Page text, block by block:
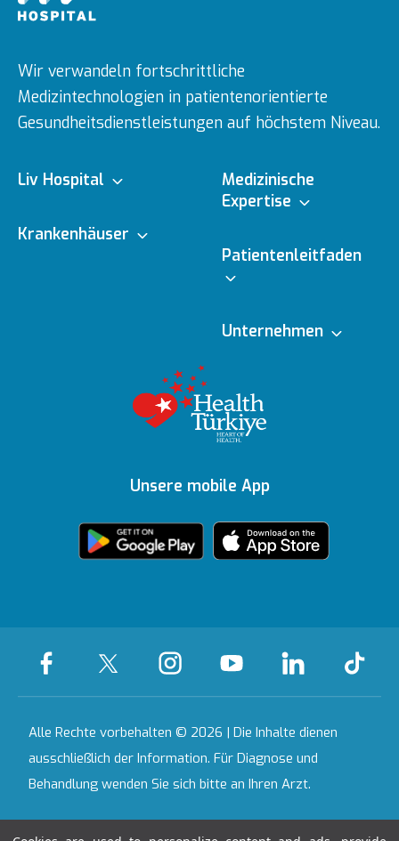
Wir verwandeln fortschrittliche
Medizintechnologien in patientenorientierte
Gesundheitsdienstleistungen auf höchstem Niveau.
Liv Hospital
Zertifikate &
Akkreditierungen
Krankenhäuser
Bahçeşehir
Medizinische
Expertise
Ärzte
Gesundheitsratgeber
Medizinische
Technologien
Patientenleitfaden
Online-Termin
wichtig
Häusliche
Unternehmen
Richtlinien
Partnerinstitutionen
Unsere mobile App
Alle Rechte vorbehalten © 2026 | Die Inhalte dienen
ausschließlich der Information. Für Diagnose und
Behandlung wenden Sie sich bitte an Ihren Arzt.